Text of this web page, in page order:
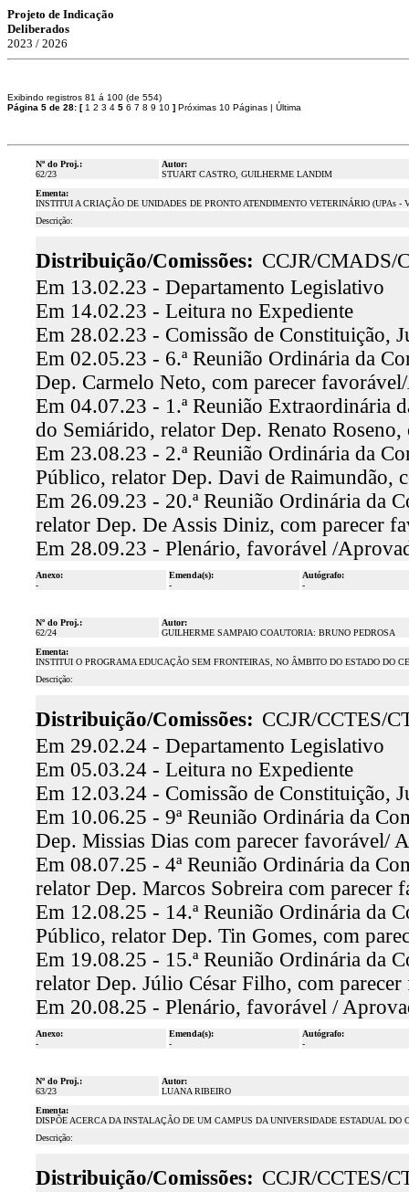
Projeto de Indicação
Deliberados
2023 / 2026
Exibindo registros 81 á 100 (de 554)
Página 5 de 28: [ 1 2 3 4 5 6 7 8 9 10 ] Próximas 10 Páginas | Última
Nº do Proj.:
62/23
Autor:
STUART CASTRO, GUILHERME LANDIM
Ementa:
INSTITUI A CRIAÇÃO DE UNIDADES DE PRONTO ATENDIMENTO VETERINÁRIO (UPAs -
Descrição:
Distribuição/Comissões: CCJR/CMADS/
Em 13.02.23 - Departamento Legislativo
Em 14.02.23 - Leitura no Expediente
Em 28.02.23 - Comissão de Constituição,
Em 02.05.23 - 6.ª Reunião Ordinária da
Dep. Carmelo Neto, com parecer
Em 04.07.23 - 1.ª Reunião Extraordinária
do Semiárido, relator Dep. Renato
Em 23.08.23 - 2.ª Reunião Ordinária da
Público, relator Dep. Davi de Raimundão,
Em 26.09.23 - 20.ª Reunião Ordinária da
relator Dep. De Assis Diniz, com parecer
Em 28.09.23 - Plenário, favorável /
Anexo:
-
Emenda(s):
-
Autógrafo:
-
Nº do Proj.:
62/24
Autor:
GUILHERME SAMPAIO COAUTORIA: BRUNO PEDROSA
Ementa:
INSTITUI O PROGRAMA EDUCAÇÃO SEM FRONTEIRAS, NO ÂMBITO DO ESTADO DO
Descrição:
Distribuição/Comissões: CCJR/CCTES/
Em 29.02.24 - Departamento Legislativo
Em 05.03.24 - Leitura no Expediente
Em 12.03.24 - Comissão de Constituição,
Em 10.06.25 - 9ª Reunião Ordinária da
Dep. Missias Dias com parecer favorável/
Em 08.07.25 - 4ª Reunião Ordinária da
relator Dep. Marcos Sobreira com parecer
Em 12.08.25 - 14.ª Reunião Ordinária da
Público, relator Dep. Tin Gomes, com
Em 19.08.25 - 15.ª Reunião Ordinária da
relator Dep. Júlio César Filho, com
Em 20.08.25 - Plenário, favorável /
Anexo:
-
Emenda(s):
-
Autógrafo:
-
Nº do Proj.:
63/23
Autor:
LUANA RIBEIRO
Ementa:
DISPÕE ACERCA DA INSTALAÇÃO DE UM CAMPUS DA UNIVERSIDADE ESTADUAL DO
Descrição:
Distribuição/Comissões: CCJR/CCTES/